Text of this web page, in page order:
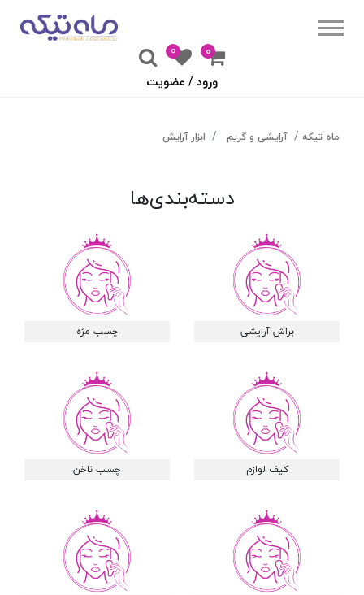
۰
0
ورود / عضویت
ماه تیکه آرایشی و گریم ابزار آرایش
دسته‌بندی‌ها
براش آرایشی چسب مژه
کیف لوازم چسب ناخن